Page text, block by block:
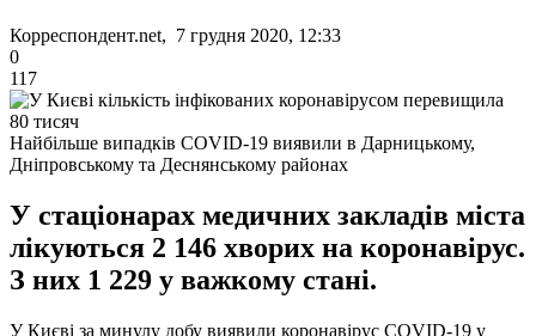
Корреспондент.net, 7 грудня 2020, 12:33
0
117
Найбільше випадків COVID-19 виявили в Дарницькому,
Дніпровському та Деснянському районах
У стаціонарах медичних закладів міста
лікуються 2 146 хворих на коронавірус.
З них 1 229 у важкому стані.
У Києві за минулу добу виявили коронавірус COVID-19 у